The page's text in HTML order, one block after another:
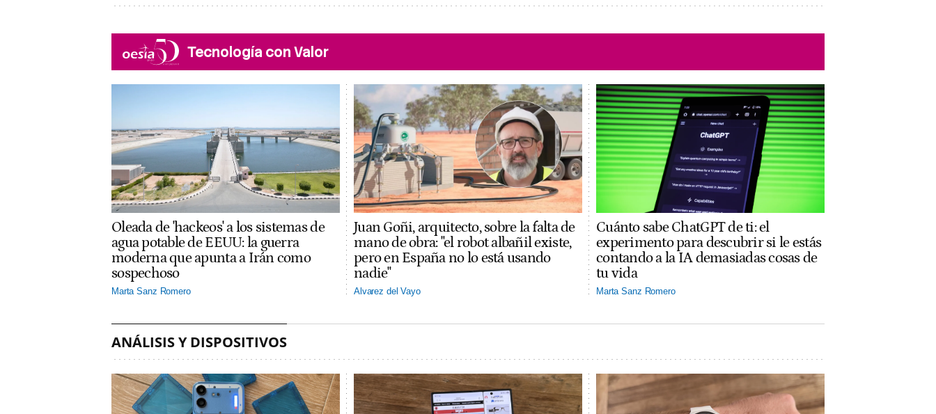
Tecnología con Valor
Oleada de 'hackeos' a los sistemas de
agua potable de EEUU: la guerra
moderna que apunta a Irán como
sospechoso
Marta Sanz Romero
Juan Goñi, arquitecto, sobre la falta de
mano de obra: "el robot albañil existe,
pero en España no lo está usando
nadie"
Alvarez del Vayo
Cuánto sabe ChatGPT de ti: el
experimento para descubrir si le estás
contando a la IA demasiadas cosas de
tu vida
Marta Sanz Romero
ANÁLISIS Y DISPOSITIVOS